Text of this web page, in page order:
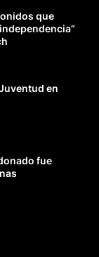
que
en
fue